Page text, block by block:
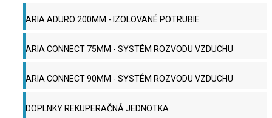
ARIA ADURO 200MM - IZOLOVANÉ POTRUBIE
ARIA CONNECT 75MM - SYSTÉM ROZVODU VZDUCHU
ARIA CONNECT 90MM - SYSTÉM ROZVODU VZDUCHU
DOPLNKY REKUPERAČNÁ JEDNOTKA